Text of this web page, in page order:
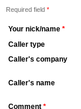
Required field *
Your nick/name *
Caller type
Caller's company
Caller's name
Comment *